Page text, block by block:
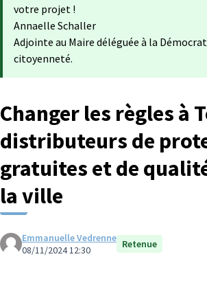
votre projet !
Annaelle Schaller
Adjointe au Maire déléguée à la
citoyenneté.
Changer les règles à
distributeurs de
gratuites et de
la ville
Emmanuelle Vedrenne
08/11/2024 12:30
Retenue